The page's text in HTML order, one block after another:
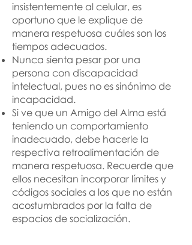
insistentemente al celular, es
oportuno que le explique de
manera respetuosa cuáles son los
tiempos adecuados.
Nunca sienta pesar por una
persona con discapacidad
intelectual, pues no es sinónimo de
incapacidad.
Si ve que un Amigo del Alma está
teniendo un comportamiento
inadecuado, debe hacerle la
respectiva retroalimentación de
manera respetuosa. Recuerde que
ellos necesitan incorporar límites y
códigos sociales a los que no están
acostumbrados por la falta de
espacios de socialización.